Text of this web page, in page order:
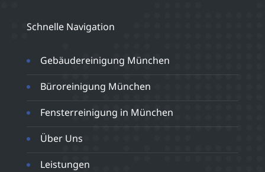
Schnelle Navigation
Gebäudereinigung München
Büroreinigung München
Fensterreinigung in München
Über Uns
Leistungen